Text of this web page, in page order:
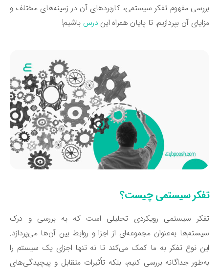
مفهوم تفکر سیستمی، کاربردهای آن در زمینه‌های مختلف و
آن بپردازیم. تا پایان همراه این درسباشیم!
سیستمی چیست؟
سیستمی رویکردی تحلیلی است که به بررسی و درک
به‌عنوان مجموعه‌ای از اجزا و روابط بین آن‌ها می‌پردازد.
نوع تفکر به ما کمک می‌کند تا نه تنها اجزای یک سیستم را
جداگانه بررسی کنیم، بلکه تأثیرات متقابل و پیچیدگی‌های